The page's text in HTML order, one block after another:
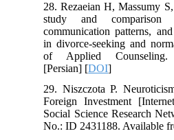
28. Rezaeian H, Massumy
study and comparison
communication patterns,
in divorce-seeking and
of Applied Counseling.
[Persian] [DOI
29. Niszczota P.
Foreign Investment
Social Science Research
No.: ID 2431188. Available